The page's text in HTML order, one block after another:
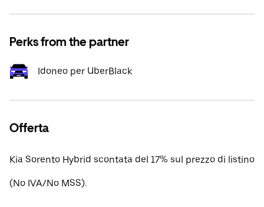
Perks from the partner
Idoneo per UberBlack
Offerta
Kia Sorento Hybrid scontata del 17% sul prezzo di listino
(No IVA/No MSS).